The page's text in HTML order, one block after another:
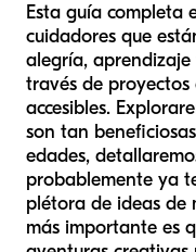
Esta guía completa
cuidadores que
alegría, aprendizaje
través de proyectos
accesibles.
son tan
edades,
probablemente ya
plétora de ideas de
más importante es